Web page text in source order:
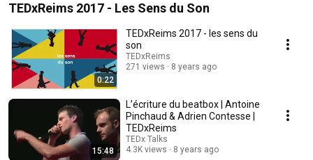
TEDxReims 2017 - Les Sens du Son
0:22
TEDxReims 2017 - les sens du
son
TEDxReims
271 views
8 years ago
15:48
L’écriture du beatbox | Antoine
Pinchaud & Adrien Contesse |
TEDxReims
TEDx Talks
4.3K views
8 years ago